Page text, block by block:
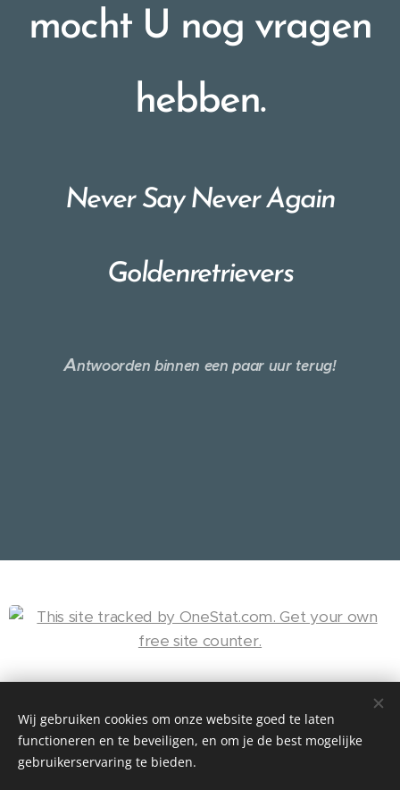
mocht U nog vragen
hebben.
Never Say Never Again
Goldenretrievers
Antwoorden binnen een paar uur terug!
(C) 2025 Burnie Nieuwland
Up Date : 27-05-2025, Hiboux, Nieuws,
Foto's, Voor Altijd in ons Hart
Wij gebruiken cookies om onze website goed te laten
functioneren en te beveiligen, en om je de best mogelijke
gebruikerservaring te bieden.